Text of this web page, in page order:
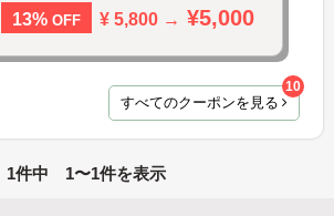
13% OFF ¥ 5,800 → ¥5,000
すべてのクーポンを見る
10
1件中 1〜1件を表示